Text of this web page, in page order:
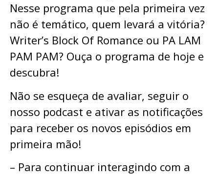
Nesse programa que pela primeira vez
não é temático, quem levará a vitória?
Writer’s Block Of Romance ou PA LAM
PAM PAM? Ouça o programa de hoje e
descubra!
Não se esqueça de avaliar, seguir o
nosso podcast e ativar as notificações
para receber os novos episódios em
primeira mão!
– Para continuar interagindo com a